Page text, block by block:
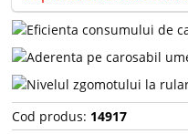
Cod produs: 14917